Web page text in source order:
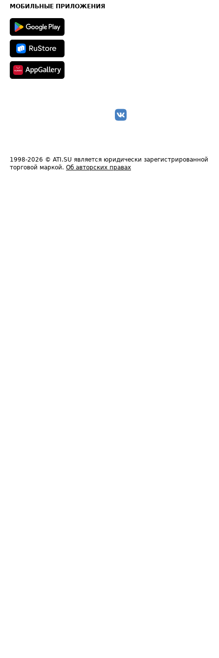
Техническая информация
МОБИЛЬНЫЕ ПРИЛОЖЕНИЯ
1998-2026 © ATI.SU является юридически зарегистрированной
торговой маркой. Об авторских правах